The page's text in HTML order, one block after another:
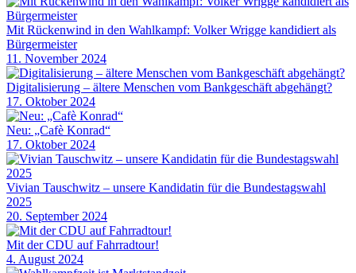
Mit Rückenwind in den Wahlkampf: Volker Wrigge kandidiert als
Bürgermeister
11. November 2024
Digitalisierung – ältere Menschen vom Bankgeschäft abgehängt?
17. Oktober 2024
Neu: „Cafè Konrad“
17. Oktober 2024
Vivian Tauschwitz – unsere Kandidatin für die Bundestagswahl
2025
20. September 2024
Mit der CDU auf Fahrradtour!
4. August 2024